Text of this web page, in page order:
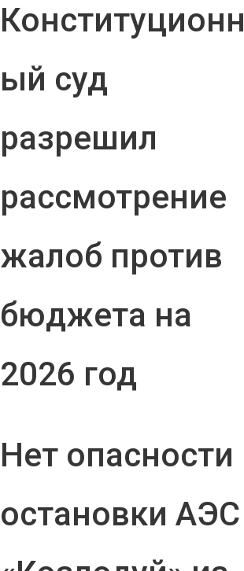
Конституционн
ый суд
разрешил
рассмотрение
жалоб против
бюджета на
2026 год
Нет опасности
остановки АЭС